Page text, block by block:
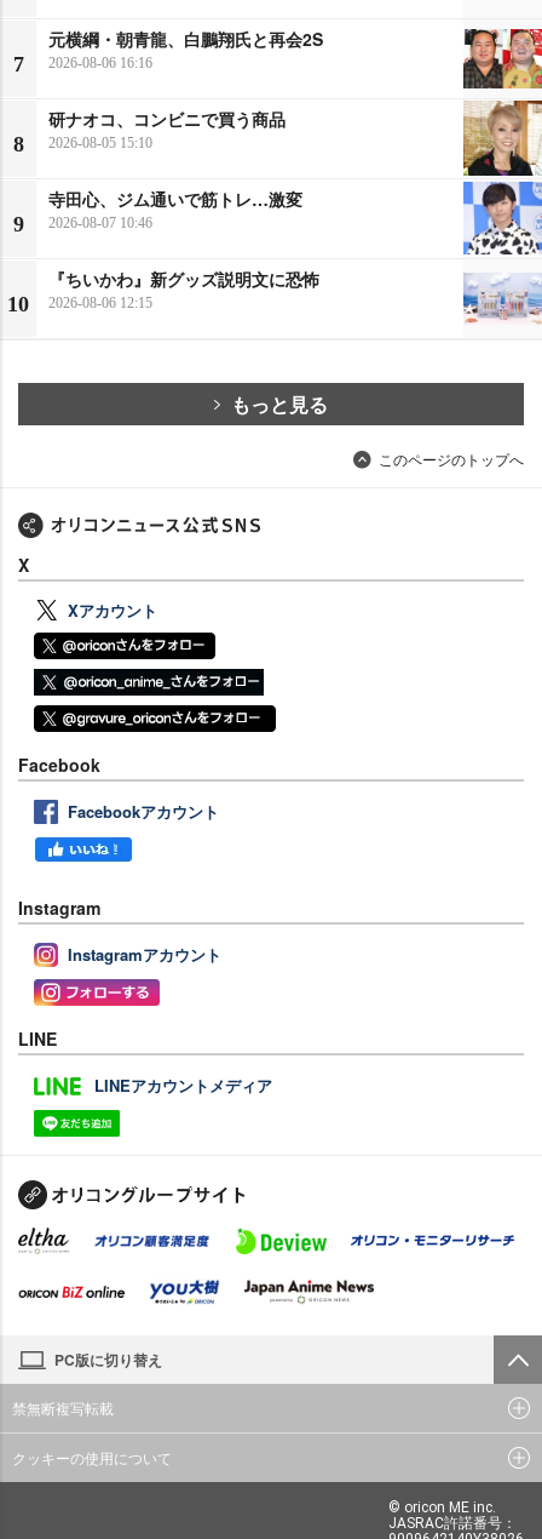
7
元横綱・朝青龍、白鵬翔氏と再会2S
2026-08-06 16:16
8
研ナオコ、コンビニで買う商品
2026-08-05 15:10
9
寺田心、ジム通いで筋トレ…激変
2026-08-07 10:46
10
『ちいかわ』新グッズ説明文に恐怖
2026-08-06 12:15
もっと見る
このページのトップへ
X
Xアカウント
Facebook
Facebookアカウント
Instagram
Instagramアカウント
LINE
LINEアカウントメディア
PC版に切り替え
禁無断複写転載
クッキーの使用について
© oricon ME inc.
JASRAC許諾番号：